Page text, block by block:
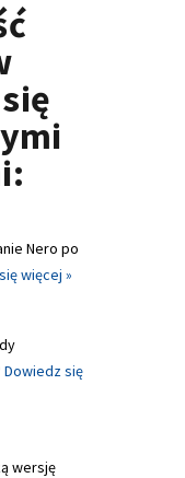
Nero po
więcej »
Dowiedz się
wersję